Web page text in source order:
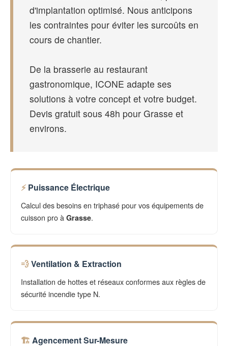
d'implantation optimisé. Nous anticipons
les contraintes pour éviter les surcoûts en
cours de chantier.
De la brasserie au restaurant
gastronomique, ICONE adapte ses
solutions à votre concept et votre budget.
Devis gratuit sous 48h pour Grasse et
environs.
Puissance Électrique
Calcul des besoins en triphasé pour vos équipements de
cuisson pro à Grasse.
Ventilation & Extraction
Installation de hottes et réseaux conformes aux règles de
sécurité incendie type N.
Agencement Sur-Mesure